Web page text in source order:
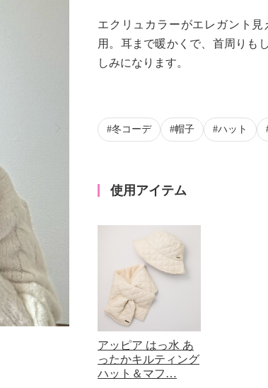
エクリュカラーがエレガント
用。耳まで暖かくで、首周りも
しみになります。
冬コーデ 帽子 ハット
使用アイテム
アッピア はっ水 あ
ったかキルティング
ハット＆マフ…